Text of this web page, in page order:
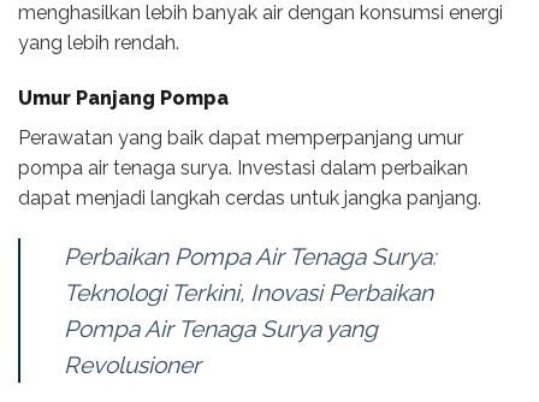
menghasilkan lebih banyak air dengan konsumsi energi
yang lebih rendah.
Umur Panjang Pompa
Perawatan yang baik dapat memperpanjang umur
pompa air tenaga surya. Investasi dalam perbaikan
dapat menjadi langkah cerdas untuk jangka panjang.
Perbaikan Pompa Air Tenaga Surya:
Teknologi Terkini, Inovasi Perbaikan
Pompa Air Tenaga Surya yang
Revolusioner